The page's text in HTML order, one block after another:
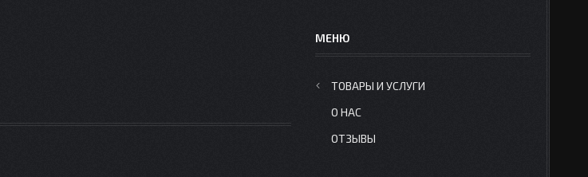
ТОВАРЫ И УСЛУГИ
О НАС
ОТЗЫВЫ